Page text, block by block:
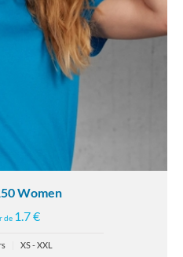
Women
de 1.7 €
XS - XXL